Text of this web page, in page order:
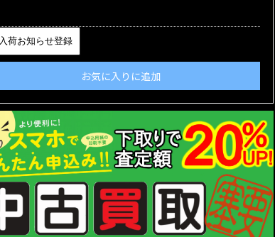
荷お知らせ登録
お気に入りに追加